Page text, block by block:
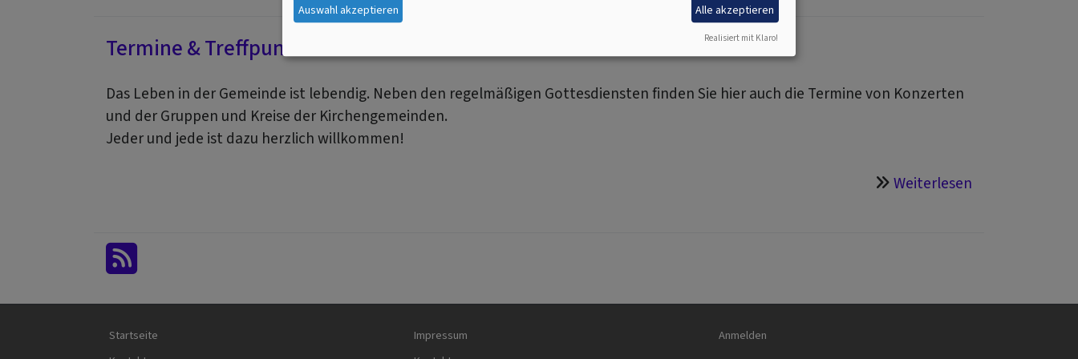
Termine & Treffpunkte
Das Leben in der Gemeinde ist lebendig. Neben den regelmäßigen Gottesdiensten finden Sie hier auch die Termine von Konzerten
und der Gruppen und Kreise der Kirchengemeinden.
Jeder und jede ist dazu herzlich willkommen!
Weiterlesen
Hauptnavigation
Startseite
Fußbereichsmenü
Impressum
Benutzermenü
Anmelden
Auswahl akzeptieren Alle akzeptieren
Realisiert mit Klaro!